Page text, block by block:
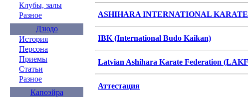
Клубы, залы
Разное
Дзюдо
История
Персона
Приемы
Статьи
Разное
Капоэйра
ASHIHARA INTERNATIONAL
IBK (International Budo Kaikan)
Latvian Ashihara Karate Federation
Аттестация